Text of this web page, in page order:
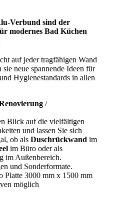
Verbund sind der
modernes Bad Küchen
auf jeder tragfähigen Wand
sie neue spannende Ideen für
Hygienestandards in allen
/
Blick auf die vielfältigen
und lassen Sie sich
ob als Duschrückwand im
im Büro oder als
im Außenbereich.
und Sonderformate.
Platte 3000 mm x 1500 mm
möglich